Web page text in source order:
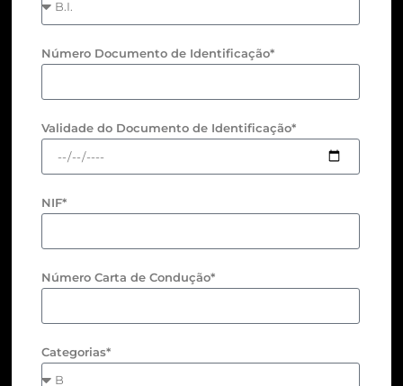
Número Documento de Identificação*
Validade do Documento de Identificação*
NIF*
Número Carta de Condução*
Categorias*